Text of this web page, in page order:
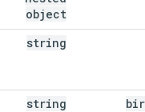
object
string
string